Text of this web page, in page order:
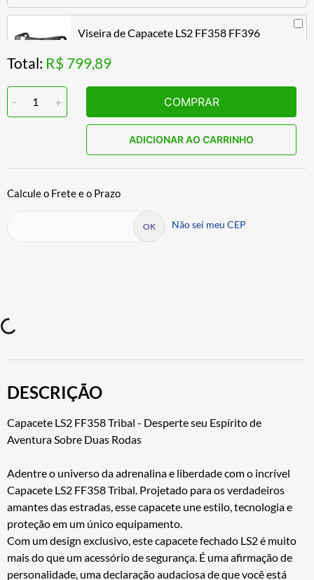
Viseira de Capacete LS2 FF358 FF396
R$ 119,89
Viseira de Capacete LS2 FF358 FF396
Iridium Espelhada Dourado
R$ 119,89
Viseira de Capacete LS2 FF358 FF396
Total: R$ 799,89
- 1 + COMPRAR
ADICIONAR AO CARRINHO
Não sei meu CEP
DESCRIÇÃO
Capacete LS2 FF358 Tribal - Desperte seu Espírito de
Aventura Sobre Duas Rodas
Adentre o universo da adrenalina e liberdade com o incrível
Capacete LS2 FF358 Tribal. Projetado para os verdadeiros
amantes das estradas, esse capacete une estilo, tecnologia e
proteção em um único equipamento.
Com um design exclusivo, este capacete fechado LS2 é muito
mais do que um acessório de segurança. É uma afirmação de
personalidade, uma declaração audaciosa de que você está